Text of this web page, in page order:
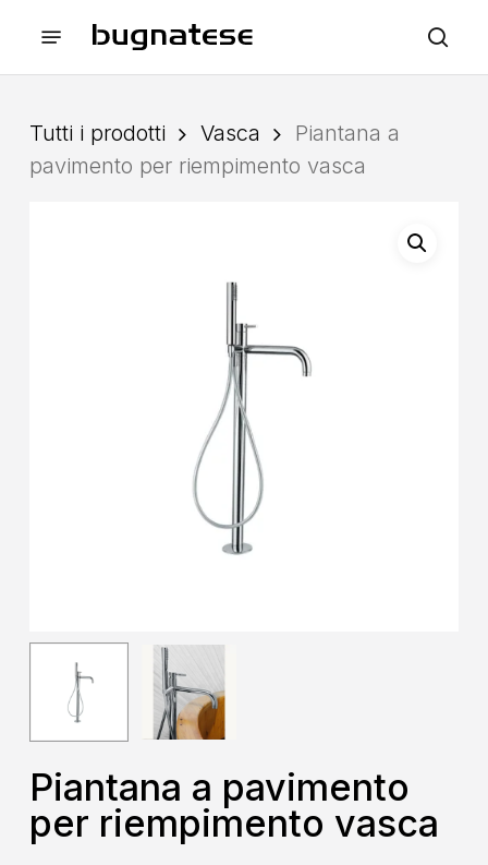
Menu
Tutti i prodotti Vasca
Piantana a
pavimento per riempimento vasca
Piantana a pavimento
per riempimento vasca